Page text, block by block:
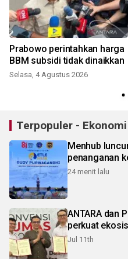
Prabowo perintahkan harga
BBM subsidi tidak dinaikkan
Selasa, 4 Agustus 2026
Terpopuler - Ekonomi
Menhub
penanganan
24 menit lalu
ANTARA dan
perkuat
Jul 11th